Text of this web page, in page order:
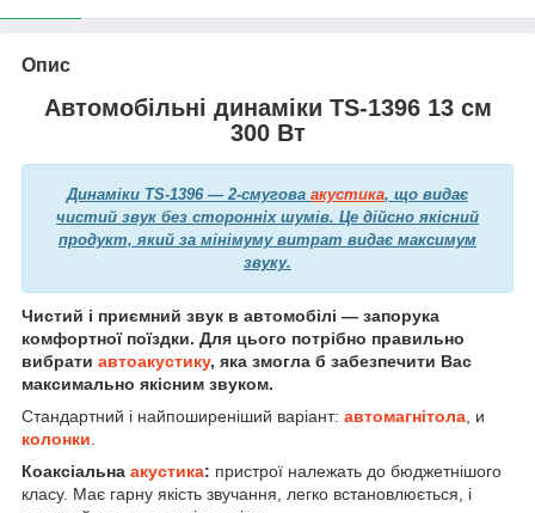
Опис
Автомобільні динаміки TS-1396 13 см
300 Вт
Динаміки TS-1396 — 2-смугова акустика, що видає
чистий звук без сторонніх шумів. Це дійсно якісний
продукт, який за мінімуму витрат видає максимум
звуку.
Чистий і приємний звук в автомобілі — запорука
комфортної поїздки. Для цього потрібно правильно
вибрати автоакустику, яка змогла б забезпечити Вас
максимально якісним звуком.
Стандартний і найпоширеніший варіант: автомагнітола, и
колонки.
Коаксіальна акустика: пристрої належать до бюджетнішого
класу. Має гарну якість звучання, легко встановлюється, і